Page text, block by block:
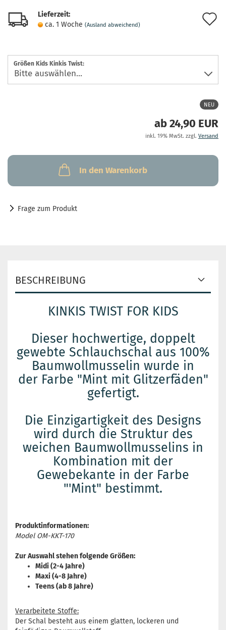
Lieferzeit:
ca. 1 Woche (Ausland abweichend)
Größen Kids Kinkis Twist:
NEU
ab 24,90 EUR
inkl. 19% MwSt. zzgl. Versand
In den Warenkorb
Frage zum Produkt
BESCHREIBUNG
KINKIS TWIST FOR KIDS
Dieser hochwertige, doppelt
gewebte Schlauchschal aus 100%
Baumwollmusselin wurde in
der Farbe "Mint mit Glitzerfäden"
gefertigt.
Die Einzigartigkeit des Designs
wird durch die Struktur des
weichen Baumwollmusselins in
Kombination mit der
Gewebekante in der Farbe
"'Mint" bestimmt.
Produktinformationen:
Model OM-KKT-170
Zur Auswahl stehen folgende Größen:
Midi (2-4 Jahre)
Maxi (4-8 Jahre)
Teens (ab 8 Jahre)
Verarbeitete Stoffe:
Der Schal besteht aus einem glatten, lockeren und